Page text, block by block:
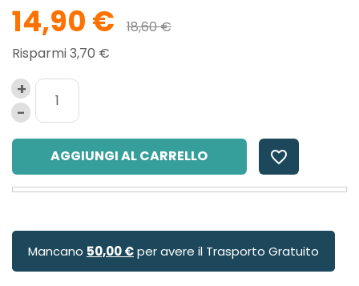
14,90 €
18,60 €
Risparmi 3,70 €
AGGIUNGI AL CARRELLO favorite_border
Mancano 50,00 €per avere il Trasporto Gratuito